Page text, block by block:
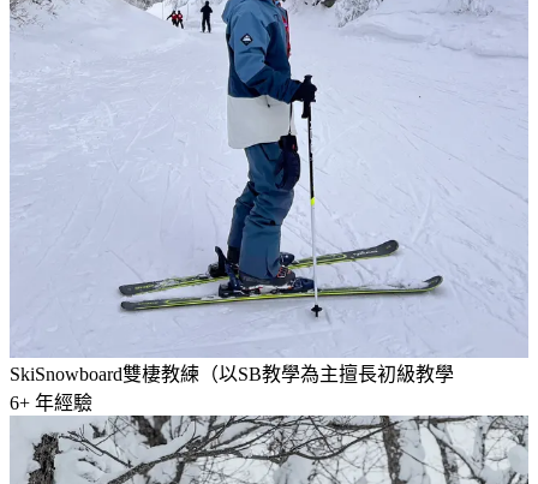
SkiSnowboard雙棲教練（以SB教學為主擅長初級教學
6+ 年經驗
邱姿仁
滑雪教練